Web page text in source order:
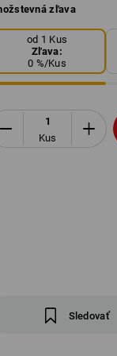
zľava
od 1 Kus
Zľava:
0 %/Kus
Kus
Sledovať